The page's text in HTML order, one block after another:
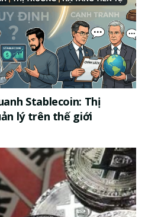
Stablecoin: Thị
lý trên thế giới